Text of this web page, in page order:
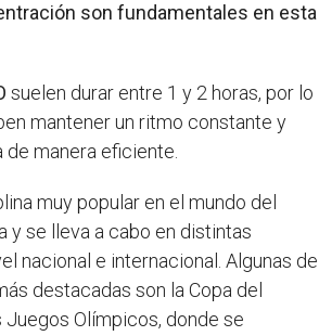
son fundamentales en esta
suelen durar entre 1 y 2 horas, por lo
mantener un ritmo constante y
manera eficiente.
muy popular en el mundo del
y se lleva a cabo en distintas
nacional e internacional. Algunas de
destacadas son la Copa del
Juegos Olímpicos, donde se